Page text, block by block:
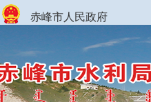
赤峰市人民政府